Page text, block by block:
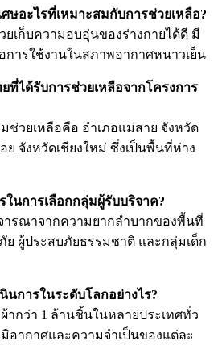
ษอะไรที่เหมาะสมกับการช่วยเหลือ?
ยเก็บความอบอุ่นของร่างกายได้ดี มี
การใช้งานในสภาพอากาศหนาวเย็น
ที่ได้รับการช่วยเหลือจากโครงการ
วยเหลือคือ อำเภอแม่สาย จังหวัด
ย จังหวัดเชียงใหม่ ซึ่งเป็นพื้นที่ห่าง
นการเลือกกลุ่มผู้รับบริจาค?
ารณาจากความยากลำบากของพื้นที่
ย ผู้ประสบภัยธรรมชาติ และกลุ่มเด็ก
นการในระดับโลกอย่างไร?
ากว่า 1 ล้านชิ้นในหลายประเทศทั่ว
อากาศและความจำเป็นของแต่ละ